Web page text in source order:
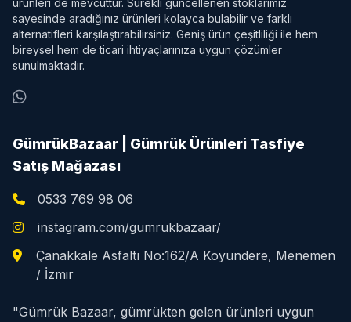
ürünleri de mevcuttur. Sürekli güncellenen stoklarımız
sayesinde aradığınız ürünleri kolayca bulabilir ve farklı
alternatifleri karşılaştırabilirsiniz. Geniş ürün çeşitliliği ile hem
bireysel hem de ticari ihtiyaçlarınıza uygun çözümler
sunulmaktadır.
GümrükBazaar | Gümrük Ürünleri Tasfiye
Satış Mağazası
0533 769 98 06
instagram.com/gumrukbazaar/
Çanakkale Asfaltı No:162/A Koyundere, Menemen
/ İzmir
"Gümrük Bazaar, gümrükten gelen ürünleri uygun